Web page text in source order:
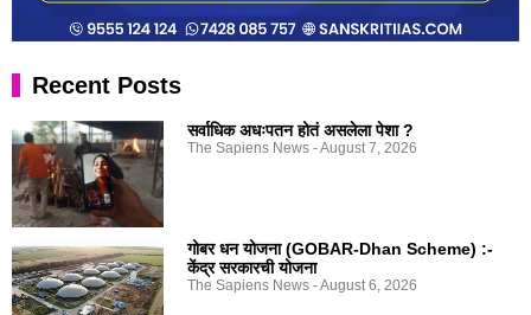
Recent Posts
सर्वाधिक अधःपतन होतं असलेला पेशा ?
The Sapiens News August 7, 2026
गोबर धन योजना (GOBAR-Dhan Scheme) :-
केंद्र सरकारची योजना
The Sapiens News August 6, 2026